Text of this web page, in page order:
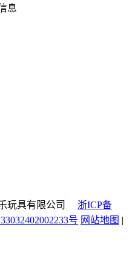
息
玩具有限公司 浙ICP备
号 网站地图 |